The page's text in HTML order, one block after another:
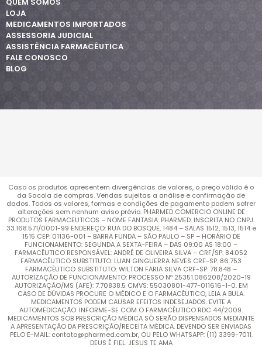
LOJA
MEDICAMENTOS IMPORTADOS
ASSESSORIA JUDICIAL
ASSISTÊNCIA FARMACÊUTICA
FALE CONOSCO
BLOG
Caso os produtos apresentem divergências de valores, o preço válido é o
da Sacola de compras. Vendas sujeitas a análise e confirmação de
dados. Todos os valores, formas e condições de pagamento podem sofrer
alterações sem nenhum aviso prévio. PHARMED COMERCIO ONLINE DE
PRODUTOS FARMACEUTICOS – NOME FANTASIA: PHARMED. INSCRITA NO CNPJ:
33.168.571/0001-99 ENDEREÇO: RUA DO BOSQUE, 1484 – SALAS 1512, 1513, 1514 e
1515 CEP: 01136-001 – BARRA FUNDA – SÃO PAULO – SP – HORÁRIO DE
FUNCIONAMENTO: SEGUNDA A SEXTA-FEIRA – DAS 09:00 AS 18:00 –
FARMACÊUTICO RESPONSÁVEL: ANDRÉ DE OLIVEIRA SILVA – CRF/SP: 84.052
FARMACÊUTICO SUBSTITUTO: LUAN GINGUERRA NEVES CRF-SP: 86.753
FARMACÊUTICO SUBSTITUTO: WILTON FARIA SILVA CRF-SP: 78.848 –
AUTORIZAÇÃO DE FUNCIONAMENTO: PROCESSO Nº 25351.086208/2020-19
AUTORIZAÇÃO/MS (AFE): 7.70838.5 CMVS: 55030801-477-011616-1-0. EM
CASO DE DÚVIDAS PROCURE O MÉDICO E O FARMACÊUTICO, LEIA A BULA.
MEDICAMENTOS PODEM CAUSAR EFEITOS INDESEJADOS. EVITE A
AUTOMEDICAÇÃO: INFORME-SE COM O FARMACÊUTICO RDC 44/2009.
MEDICAMENTOS SOB PRESCRIÇÃO MÉDICA SÓ SERÃO DISPENSADOS MEDIANTE
A APRESENTAÇÃO DA PRESCRIÇÃO/RECEITA MÉDICA. DEVENDO SER ENVIADAS
PELO E-MAIL: contato@pharmed.com.br, OU PELO WHATSAPP: (11) 3399-7011.
DEUS É FIEL. JESUS TE AMA